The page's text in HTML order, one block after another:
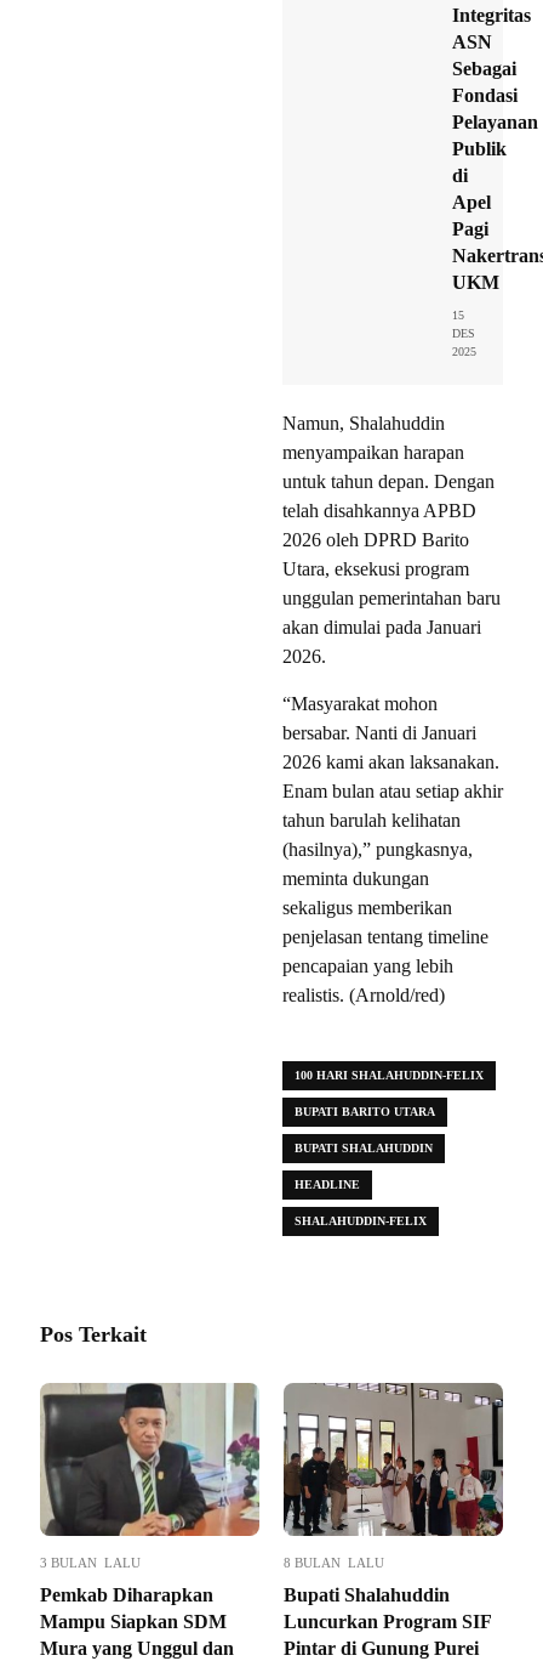
Integritas
ASN
Sebagai
Fondasi
Pelayanan
Publik
di
Apel
Pagi
UKM
15
DES
2025
Namun, Shalahuddin
menyampaikan harapan
untuk tahun depan. Dengan
telah disahkannya APBD
2026 oleh DPRD Barito
Utara, eksekusi program
unggulan pemerintahan baru
akan dimulai pada Januari
2026.
“Masyarakat mohon
bersabar. Nanti di Januari
2026 kami akan laksanakan.
Enam bulan atau setiap akhir
tahun barulah kelihatan
(hasilnya),” pungkasnya,
meminta dukungan
sekaligus memberikan
penjelasan tentang timeline
pencapaian yang lebih
realistis. (Arnold/red)
100 HARI SHALAHUDDIN-FELIX
BUPATI BARITO UTARA
BUPATI SHALAHUDDIN
HEADLINE
SHALAHUDDIN-FELIX
Pos Terkait
3 BULAN LALU
Pemkab Diharapkan
Mampu Siapkan SDM
Mura yang Unggul dan
8 BULAN LALU
Bupati Shalahuddin
Luncurkan Program SIF
Pintar di Gunung Purei